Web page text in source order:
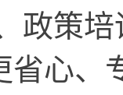
政策
省心、